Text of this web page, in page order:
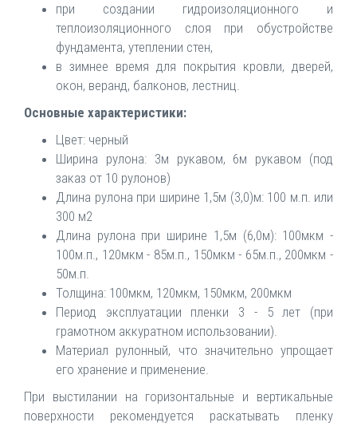
при создании гидроизоляционного и
теплоизоляционного слоя при обустройстве
фундамента, утеплении стен,
в зимнее время для покрытия кровли, дверей,
окон, веранд, балконов, лестниц.
Основные характеристики:
Цвет: черный
Ширина рулона: 3м рукавом, 6м рукавом (под
заказ от 10 рулонов)
Длина рулона при ширине 1,5м (3,0)м: 100 м.п. или
300 м2
Длина рулона при ширине 1,5м (6,0м): 100мкм -
100м.п., 120мкм - 85м.п., 150мкм - 65м.п., 200мкм -
50м.п.
Толщина: 100мкм, 120мкм, 150мкм, 200мкм
Период эксплуатации пленки 3 - 5 лет (при
грамотном аккуратном использовании).
Материал рулонный, что значительно упрощает
его хранение и применение.
При выстилании на горизонтальные и вертикальные
поверхности рекомендуется раскатывать пленку